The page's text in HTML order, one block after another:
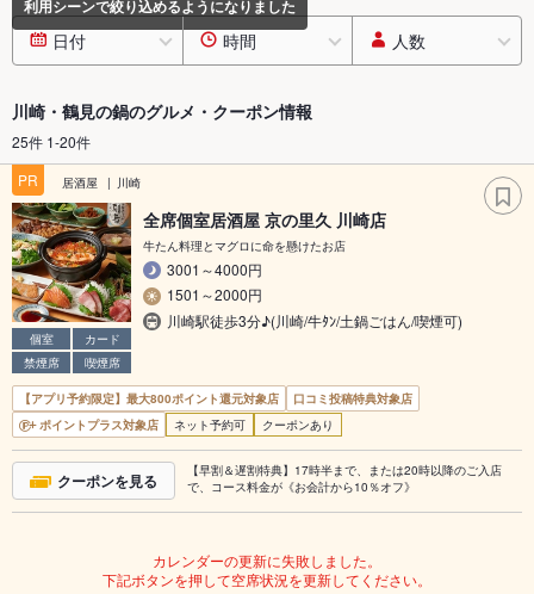
日付 時間 人数
川崎・鶴見の鍋のグルメ・クーポン情報
25件 1-20件
PR
居酒屋 川崎
個室
カード
禁煙席
喫煙席
全席個室居酒屋 京の里久 川崎店
牛たん料理とマグロに命を懸けたお店
3001～4000円
1501～2000円
川崎駅徒歩3分♪(川崎/牛ﾀﾝ/土鍋ごはん/喫煙可)
【アプリ予約限定】最大800ポイント還元対象店
口コミ投稿特典対象店
ポイントプラス対象店
ネット予約可 クーポンあり
クーポンを見る
【早割＆遅割特典】17時半まで、または20時以降のご入店
で、コース料金が《お会計から10％オフ》
カレンダーの更新に失敗しました。
下記ボタンを押して空席状況を更新してください。